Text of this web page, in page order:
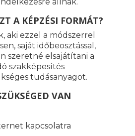
állnak.
A KÉPZÉSI FORMÁT?
aki ezzel a módszerrel
saját időbeosztással,
szeretné elsajátítani a
szakképesítés
tudásanyagot.
VAN
kapcsolatra